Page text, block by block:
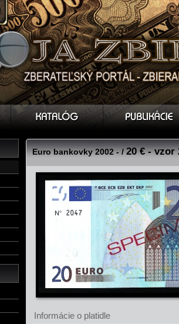
Euro bankovky 2002 - /20 € - vzor
Informácie o platidle